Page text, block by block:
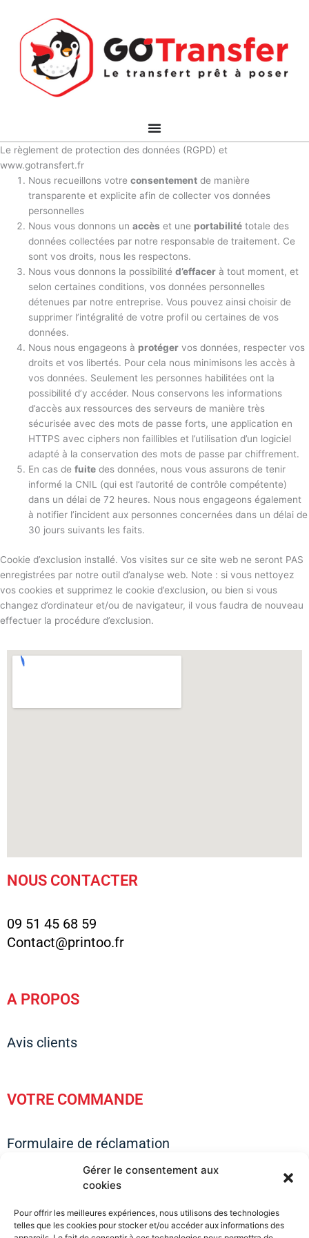
Gérer le consentement aux
cookies
Pour offrir les meilleures expériences, nous utilisons des technologies
telles que les cookies pour stocker et/ou accéder aux informations des
contenu
Le règlement de protection des données (RGPD) et
www.gotransfert.fr
Nous recueillons votreconsentement de manière
transparente et explicite afin de collecter vos données
personnelles
Nous vous donnons unaccès et une portabilité totale des
données collectées par notre responsable de traitement. Ce
sont vos droits, nous les respectons.
Nous vous donnons la possibilitéd’effacer à tout moment, et
selon certaines conditions, vos données personnelles
détenues par notre entreprise. Vous pouvez ainsi choisir de
supprimer l’intégralité de votre profil ou certaines de vos
données.
Nous nous engageons à protéger vos données, respecter vos
droits et vos libertés. Pour cela nous minimisons les accès à
vos données. Seulement les personnes habilitées ont la
possibilité d’y accéder. Nous conservons les informations
d’accès aux ressources des serveurs de manière très
sécurisée avec des mots de passe forts, une application en
HTTPS avec ciphers non faillibles et l’utilisation d’un logiciel
adapté à la conservation des mots de passe par chiffrement.
En cas defuite des données, nous vous assurons de tenir
informé la CNIL (qui est l’autorité de contrôle compétente)
dans un délai de 72 heures. Nous nous engageons également
à notifier l’incident aux personnes concernées dans un délai de
30 jours suivants les faits.
Cookie d’exclusion installé. Vos visites sur ce site web ne seront PAS
enregistrées par notre outil d’analyse web. Note : si vous nettoyez
vos cookies et supprimez le cookie d’exclusion, ou bien si vous
changez d’ordinateur et/ou de navigateur, il vous faudra de nouveau
effectuer la procédure d’exclusion.
VOTRE COMMANDE
Formulaire de réclamation
Questions sur vos commandes
Questions sur les tailles & Visuels
Conseils & Astuces
NOUS CONTACTER
09 51 45 68 59
Contact@printoo.fr
A PROPOS
Avis clients